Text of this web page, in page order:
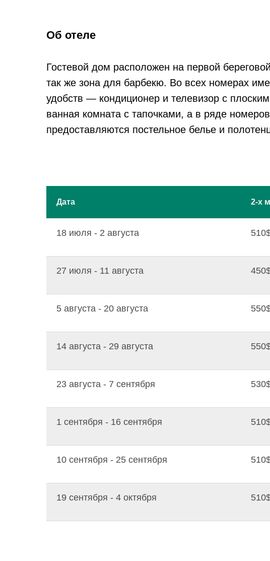
Об отеле
Гостевой дом расположен на первой
так же зона для барбекю. Во всех номерах
удобств — кондиционер и телевизор с
ванная комната с тапочками, а в ряде
предоставляются постельное белье и
Дата 2-х
18 июля - 2 августа
27 июля - 11 августа
5 августа - 20 августа
14 августа - 29 августа
23 августа - 7 сентября
1 сентября - 16 сентября
10 сентября - 25 сентября
19 сентября - 4 октября